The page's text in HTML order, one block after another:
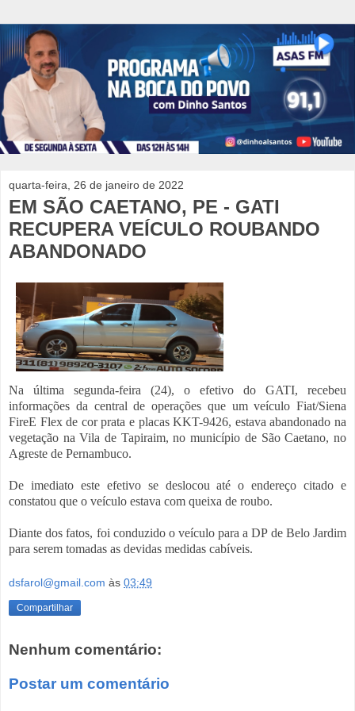
quarta-feira, 26 de janeiro de 2022
EM SÃO CAETANO, PE - GATI
RECUPERA VEÍCULO ROUBANDO
ABANDONADO
Na última segunda-feira (24), o efetivo do GATI, recebeu
informações da central de operações que um veículo Fiat/Siena
FireE Flex de cor prata e placas KKT-9426, estava abandonado na
vegetação na Vila de Tapiraim, no município de São Caetano, no
Agreste de Pernambuco.
De imediato este efetivo se deslocou até o endereço citado e
constatou que o veículo estava com queixa de roubo.
Diante dos fatos, foi conduzido o veículo para a DP de Belo Jardim
para serem tomadas as devidas medidas cabíveis.
dsfarol@gmail.com às 03:49
Compartilhar
Nenhum comentário:
Postar um comentário